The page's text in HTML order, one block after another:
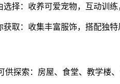
选择：收养可爱宠物，互动训练
获取：收集丰富服饰，搭配独特
供探索：房屋、食堂、教学楼